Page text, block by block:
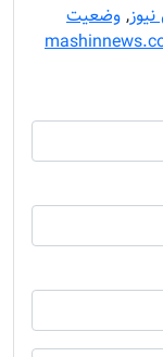
,وضعیت